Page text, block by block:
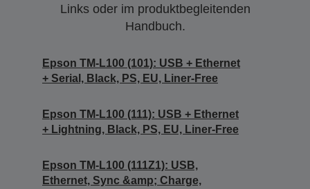
Links oder im produktbegleitenden
Handbuch.
Epson TM-L100 (101): USB + Ethernet
+ Serial, Black, PS, EU, Liner-Free
Epson TM-L100 (111): USB + Ethernet
+ Lightning, Black, PS, EU, Liner-Free
Epson TM-L100 (111Z1): USB,
Ethernet, Sync &amp; Charge,